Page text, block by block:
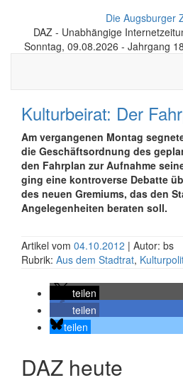
Die Augsburger
DAZ - Unabhängige
Sonntag, 09.08.2026 - Jahrgang
Kulturbeirat: Der
Am vergangenen Montag
die Geschäftsordnung des
den Fahrplan zur Aufnahme
ging eine kontroverse Debatte
des neuen Gremiums, das den
Angelegenheiten beraten soll.
Artikel vom 04.10.2012 | Autor: bs
Rubrik: Aus dem Stadtrat,
teilen
teilen
teilen
DAZ heute